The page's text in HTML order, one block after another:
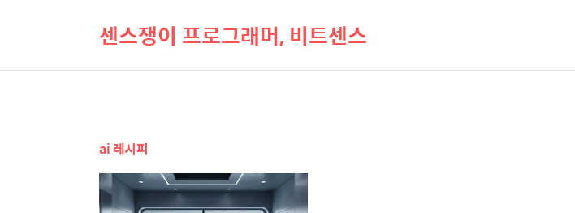
센스쟁이 프로그래머, 비트센스
ai 레시피